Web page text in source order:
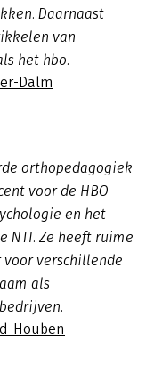
Daarnaast
van
het hbo.
Dalm
orthopedagogiek
voor de HBO
en het
NTI. Ze heeft ruime
verschillende
als
Houben